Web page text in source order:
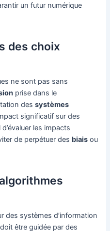
un futur numérique
des choix
ne sont pas sans
prise dans le
dessystèmes
significatif sur des
les impacts
de perpétuer des biais ou
des systèmes d’information
être guidée par des